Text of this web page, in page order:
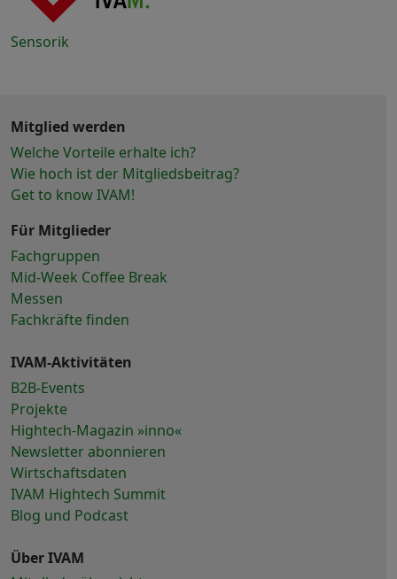
Sensorik
Mitglied werden
Welche Vorteile erhalte ich?
Wie hoch ist der Mitgliedsbeitrag?
Get to know IVAM!
Für Mitglieder
Fachgruppen
Mid-Week Coffee Break
Messen
Fachkräfte finden
IVAM-Aktivitäten
B2B-Events
Projekte
Hightech-Magazin »inno«
Newsletter abonnieren
Wirtschaftsdaten
IVAM Hightech Summit
Blog und Podcast
Über IVAM